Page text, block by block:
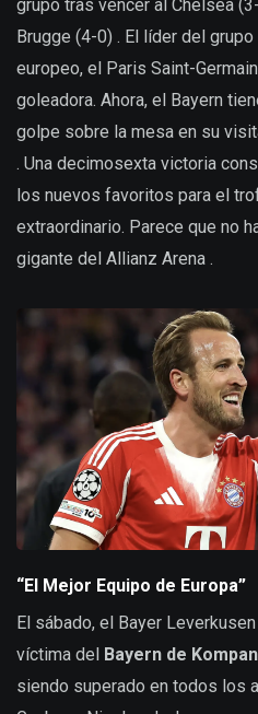
grupo tras vencer al Chelsea
Brugge (4-0) . El líder del
europeo, el Paris Saint-
goleadora. Ahora, el Bayern
golpe sobre la mesa en su
. Una decimosexta victoria
los nuevos favoritos para el
extraordinario. Parece que no
gigante del Allianz Arena .
“El Mejor Equipo de Europa”
El sábado, el Bayer
víctima del Bayern de
siendo superado en todos los